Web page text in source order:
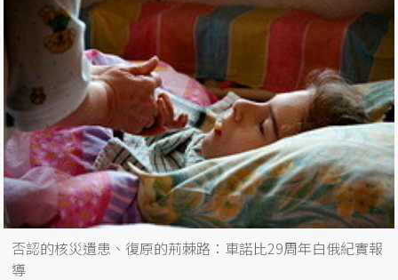
否認的核災遺患、復原的荊棘路：車諾比29周年白俄紀實報
導